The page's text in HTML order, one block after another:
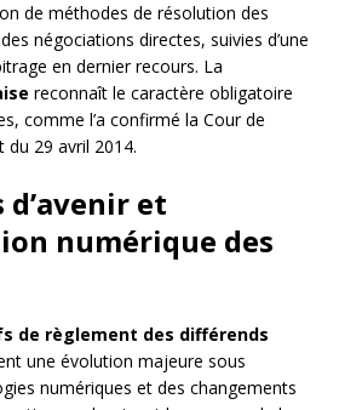
de méthodes de résolution des
négociations directes, suivies d’une
en dernier recours. La
reconnaît le caractère obligatoire
comme l’a confirmé la Cour de
du 29 avril 2014.
d’avenir et
numérique des
de règlement des différends
une évolution majeure sous
numériques et des changements